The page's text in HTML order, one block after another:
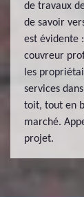
de travaux
de savoir
est évidente
couvreur
les
services
toit, tout en
marché.
projet.